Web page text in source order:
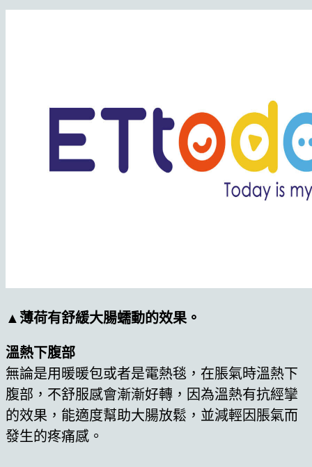
▲薄荷有舒緩大腸蠕動的效果。
溫熱下腹部
無論是用暖暖包或者是電熱毯，在脹氣時溫熱下
腹部，不舒服感會漸漸好轉，因為溫熱有抗經攣
的效果，能適度幫助大腸放鬆，並減輕因脹氣而
發生的疼痛感。